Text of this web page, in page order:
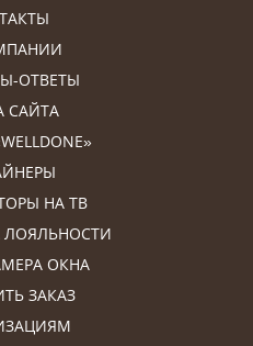
ОТВЕТЫ
САЙТА
НА ТВ
ОКНА
ЗАКАЗ